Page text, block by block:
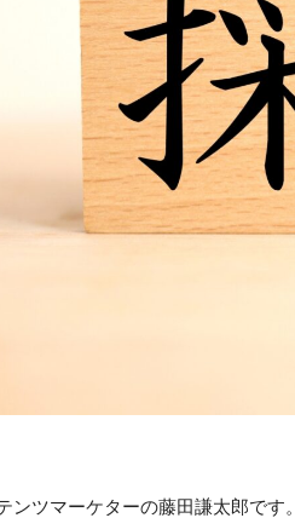
ンツマーケターの藤田謙太郎です。